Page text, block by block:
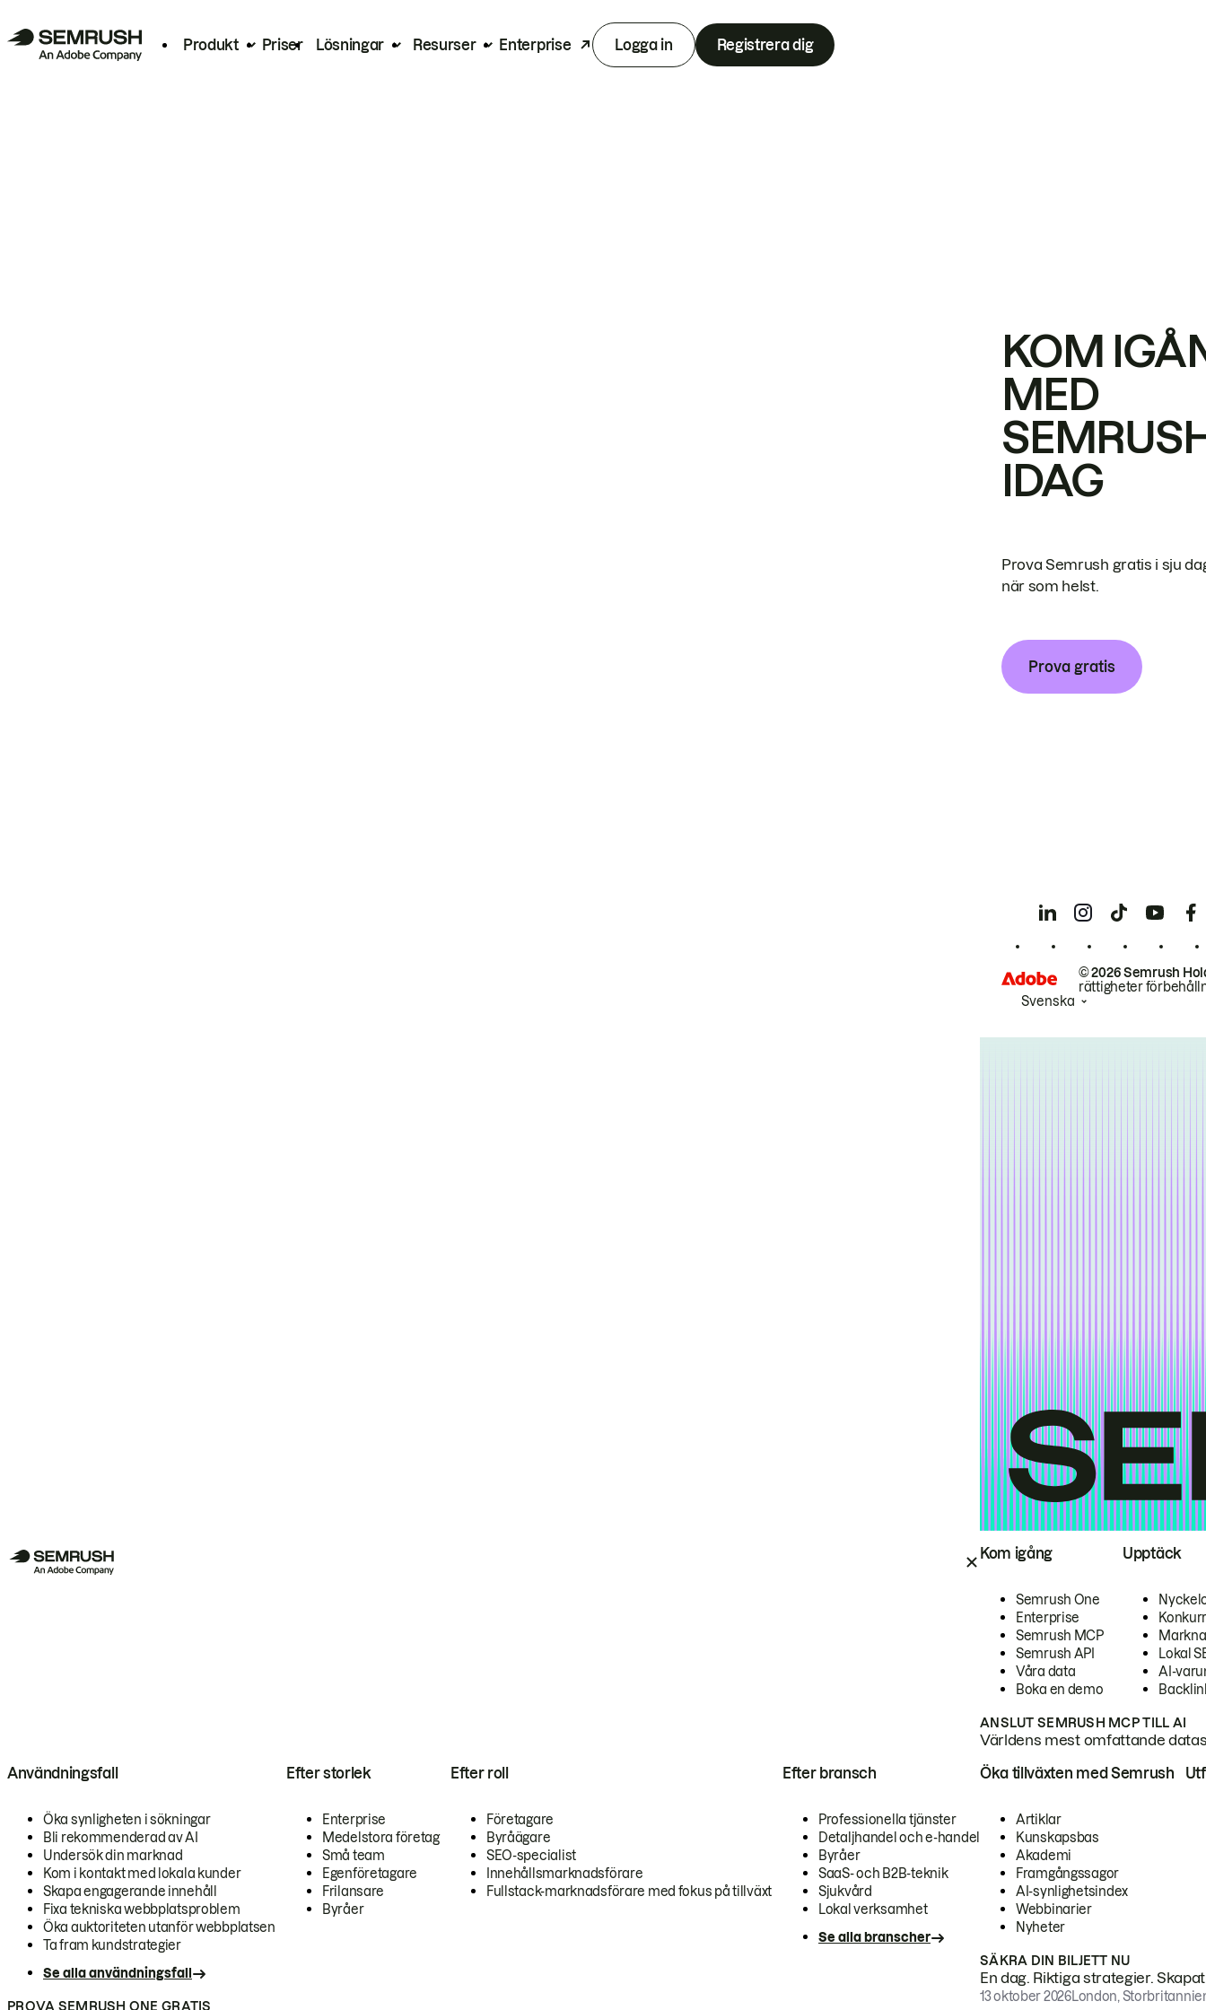
Produkt Priser Lösningar Resurser Enterprise Logga in Registrera dig
Kom igång
Semrush One
Enterprise
Semrush MCP
Semrush API
Våra data
Boka en demo
Upptäck
Lokal
AI-
ANSLUT SEMRUSH MCP TILL AI
Världens mest omfattande
Användningsfall
Öka synligheten i sökningar
Bli rekommenderad av AI
Undersök din marknad
Kom i kontakt med lokala kunder
Skapa engagerande innehåll
Fixa tekniska webbplatsproblem
Öka auktoriteten utanför webbplatsen
Ta fram kundstrategier
Se alla användningsfall
Efter storlek
Enterprise
Medelstora företag
Små team
Egenföretagare
Frilansare
Byråer
Efter roll
Företagare
Byråägare
SEO-specialist
Innehållsmarknadsförare
Fullstack-marknadsförare med fokus på tillväxt
Efter bransch
Professionella tjänster
Detaljhandel och e-handel
Byråer
SaaS- och B2B-teknik
Sjukvård
Lokal verksamhet
Se alla branscher
PROVA SEMRUSH ONE GRATIS
Öka tillväxten med Semrush
Artiklar
Kunskapsbas
Akademi
Framgångssagor
AI-synlighetsindex
Webbinarier
Nyheter
SÄKRA DIN BILJETT NU
En dag. Riktiga strategier.
13 oktober 2026London,
KOM
MED
IDAG
Prova Semrush gratis i sju
när som helst.
Prova gratis
© 2026 Semrush
rättigheter
Svenska